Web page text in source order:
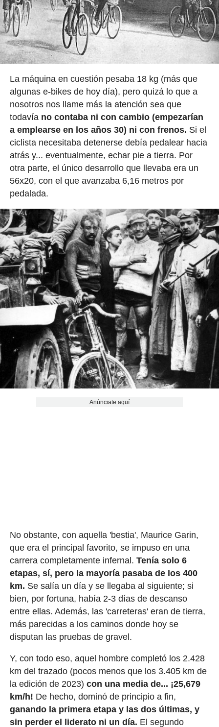
La máquina en cuestión pesaba 18 kg (más que
algunas e-bikes de hoy día), pero quizá lo que a
nosotros nos llame más la atención sea que
todavía no contaba ni con cambio (empezarían
a emplearse en los años 30) ni con frenos. Si el
ciclista necesitaba detenerse debía pedalear hacia
atrás y... eventualmente, echar pie a tierra. Por
otra parte, el único desarrollo que llevaba era un
56x20, con el que avanzaba 6,16 metros por
pedalada.
Anúnciate aquí
No obstante, con aquella 'bestia', Maurice Garin,
que era el principal favorito, se impuso en una
carrera completamente infernal. Tenía solo 6
etapas, sí, pero la mayoría pasaba de los 400
km. Se salía un día y se llegaba al siguiente; si
bien, por fortuna, había 2-3 días de descanso
entre ellas. Además, las 'carreteras' eran de tierra,
más parecidas a los caminos donde hoy se
disputan las pruebas de gravel.
Y, con todo eso, aquel hombre completó los 2.428
km del trazado (pocos menos que los 3.405 km de
la edición de 2023) con una media de... ¡25,679
km/h! De hecho, dominó de principio a fin,
ganando la primera etapa y las dos últimas, y
sin perder el liderato ni un día. El segundo